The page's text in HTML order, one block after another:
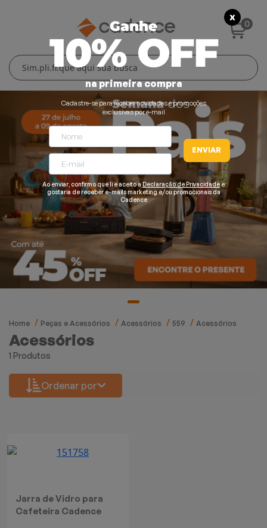
0
Home Peças e Acessórios Acessórios 559 Acessórios
Acessórios
1 Produtos
Ordenar por
Jarra de Vidro para
Cafeteira Cadence
X
Ganhe
10% OFF
na primeira compra
Cadastre-se para receber novidades e promoções
exclusivas por e-mail
ENVIAR
Ao enviar, confirmo que li e aceito a Declaração de Privacidadee
gostaria de receber e-mails marketing e/ou promocionais da
Cadence
Cozinha
Blenders
Liquidificadores
Grills e Sanduicheiras
Chaleiras Elétricas
Cafeteiras
Fritadeiras
Mixers
Panelas Elétricas
Máquina de Waffle
Cooktops
Lar
Ferros e Passadeiras
Conforto Térmico
Aquecedores
Climatizadores
Ventiladores
Cuidados Pessoais
Escovas Secadoras
Secadores
Cortadores de Cabelo
Pranchas